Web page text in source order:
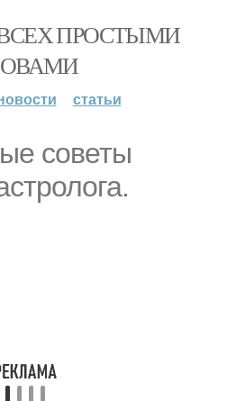
ПРОСТЫМИ
статьи
советы